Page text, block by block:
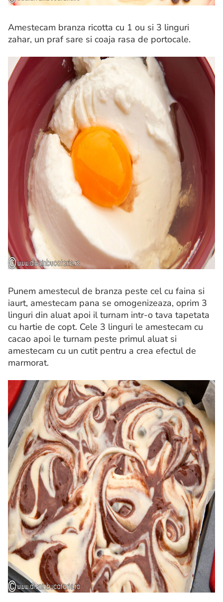
Amestecam branza ricotta cu 1 ou si 3 linguri
zahar, un praf sare si coaja rasa de portocale.
Punem amestecul de branza peste cel cu faina si
iaurt, amestecam pana se omogenizeaza, oprim 3
linguri din aluat apoi il turnam intr-o tava tapetata
cu hartie de copt. Cele 3 linguri le amestecam cu
cacao apoi le turnam peste primul aluat si
amestecam cu un cutit pentru a crea efectul de
marmorat.